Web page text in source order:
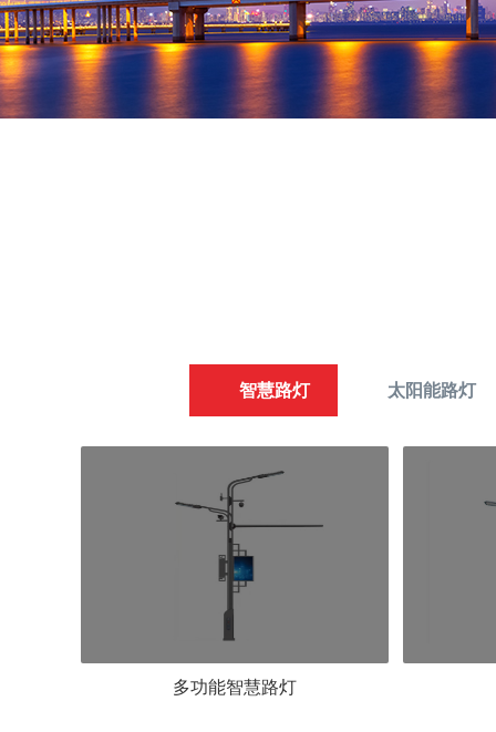
智慧路灯 太阳能路灯
多功能智慧路灯